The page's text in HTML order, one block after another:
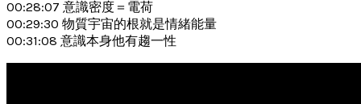
00:28:07 意識密度＝電荷
00:29:30 物質宇宙的根就是情緒能量
00:31:08 意識本身他有趨一性